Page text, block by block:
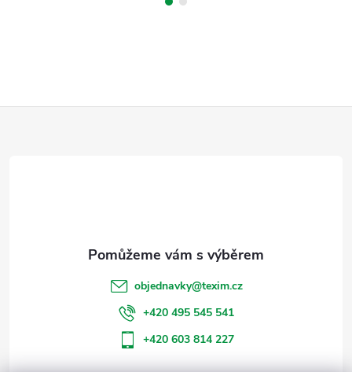
objednavky@texim.cz
+420 495 545 541
+420 603 814 227